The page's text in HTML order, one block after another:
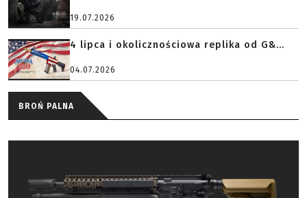
19.07.2026
4 lipca i okolicznościowa replika od G&...
04.07.2026
BROŃ PALNA